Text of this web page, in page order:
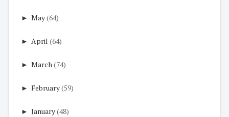
► May(64)
► April (64)
► March(74)
► February(59)
► January(48)